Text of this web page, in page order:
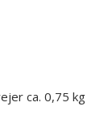
ca. 0,75 kg